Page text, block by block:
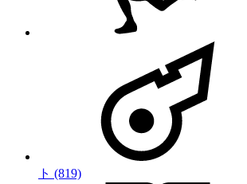
ト (819)